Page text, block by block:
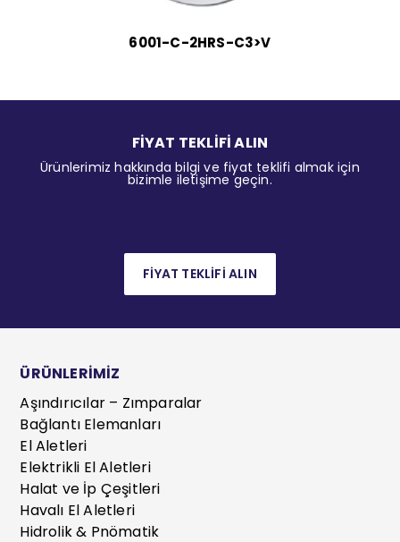
6001-C-2HRS-C3>V
FİYAT TEKLİFİ ALIN
Ürünlerimiz hakkında bilgi ve fiyat teklifi almak için
bizimle iletişime geçin.
FİYAT TEKLİFİ ALIN
ÜRÜNLERİMİZ
Aşındırıcılar – Zımparalar
Bağlantı Elemanları
El Aletleri
Elektrikli El Aletleri
Halat ve İp Çeşitleri
Havalı El Aletleri
Hidrolik & Pnömatik